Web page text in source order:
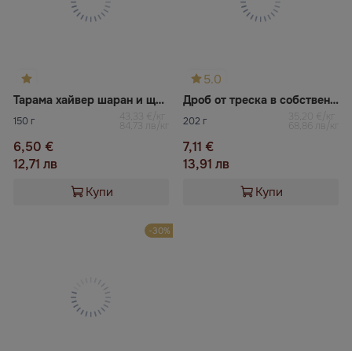
Тарама хайвер шаран и щука
150 г 43,33 €/кг
84,73 лв/кг
6,50 €
12,71 лв
Купи
5.0
Дроб от треска в собствен сос Aknas
202 г 35,20 €/кг
68,86 лв/кг
7,11 €
13,91 лв
Купи
-30%